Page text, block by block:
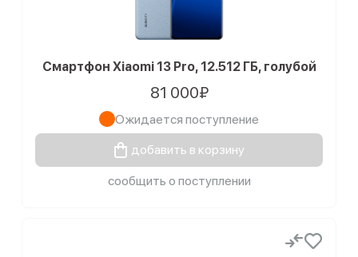
Смартфон Xiaomi 13 Pro, 12.512 ГБ, голубой
81 000₽
Ожидается поступление
добавить в корзину
сообщить о поступлении